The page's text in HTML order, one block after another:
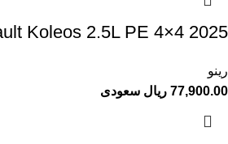
Koleos 2.5L PE 4×4 2025
رينو
77,900.00 ريال سعودى